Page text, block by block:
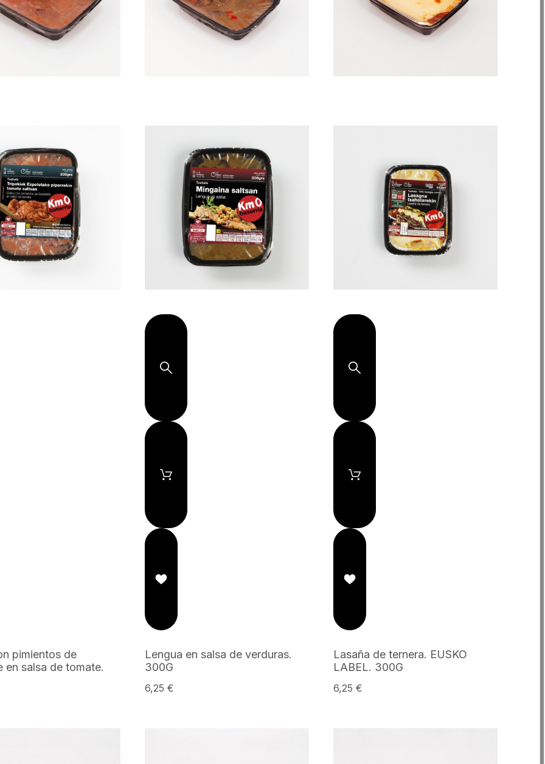
pimientos de
en salsa de tomate.
Lengua en salsa de verduras.
300G
6,25 €
Lasaña de ternera. EUSKO
LABEL. 300G
6,25 €